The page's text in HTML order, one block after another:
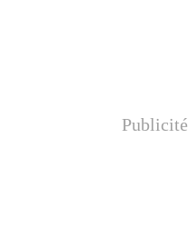
Publicité